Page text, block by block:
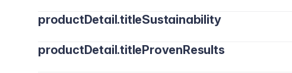
productDetail.titleSustainability
productDetail.titleProvenResults